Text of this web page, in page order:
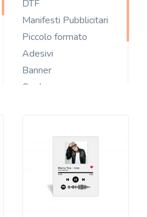
DTF
Manifesti Pubblicitari
Piccolo formato
Adesivi
Banner
Card
Quadri su Tela
Rete Mesh